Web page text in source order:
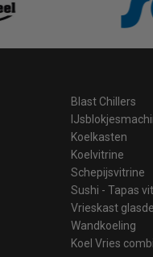
Blast Chillers
Koelkasten
Koelvitrine
Schepijsvitrine
Sushi - Tapas
Vrieskast
Wandkoeling
Koel Vries